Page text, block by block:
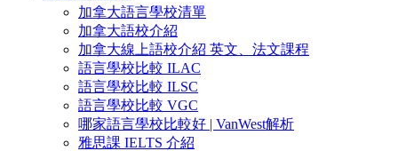
加拿大語言學校清單
加拿大語校介紹
加拿大線上語校介紹 英文、法文課程
語言學校比較 ILAC
語言學校比較 ILSC
語言學校比較 VGC
哪家語言學校比較好 | VanWest解析
雅思課 IELTS 介紹